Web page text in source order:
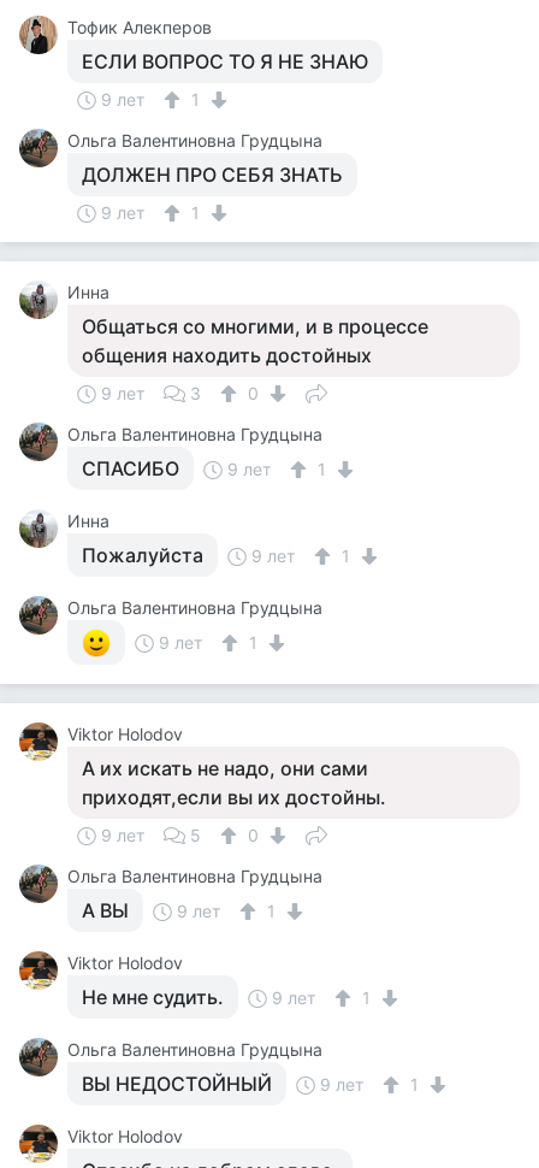
Тофик Алекперов
ЕСЛИ ВОПРОС ТО Я НЕ ЗНАЮ
9 лет
1
Ольга Валентиновна Грудцына
ДОЛЖЕН ПРО СЕБЯ ЗНАТЬ
9 лет 1
Инна
Общаться со многими, и в процессе
общения находить достойных
9 лет 3
0
Ольга Валентиновна Грудцына
СПАСИБО 9 лет 1
Инна
Пожалуйста 9 лет 1
Ольга Валентиновна Грудцына
9 лет
1
Viktor Holodov
А их искать не надо, они сами
приходят,если вы их достойны.
9 лет 5
0
Ольга Валентиновна Грудцына
А ВЫ 9 лет 1
Viktor Holodov
Не мне судить. 9 лет 1
Ольга Валентиновна Грудцына
ВЫ НЕДОСТОЙНЫЙ 9 лет 1
Viktor Holodov